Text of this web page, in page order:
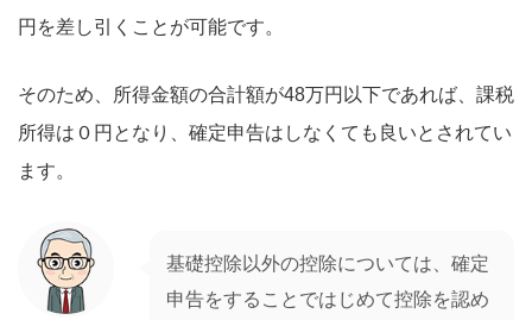
円を差し引くことが可能です。
そのため、所得金額の合計額が48万円以下であれば、課税
所得は０円となり、確定申告はしなくても良いとされてい
ます。
基礎控除以外の控除については、確定
申告をすることではじめて控除を認め